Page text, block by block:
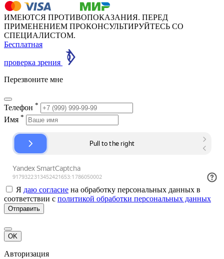
ИМЕЮТСЯ ПРОТИВОПОКАЗАНИЯ. ПЕРЕД
ПРИМЕНЕНИЕМ ПРОКОНСУЛЬТИРУЙТЕСЬ СО
СПЕЦИАЛИСТОМ.
Бесплатная
проверка зрения
Перезвоните мне
Телефон *
Имя *
Я даю согласие на обработку персональных данных в
соответствии с политикой обработки персональных данных
Отправить
OK
Авторизация